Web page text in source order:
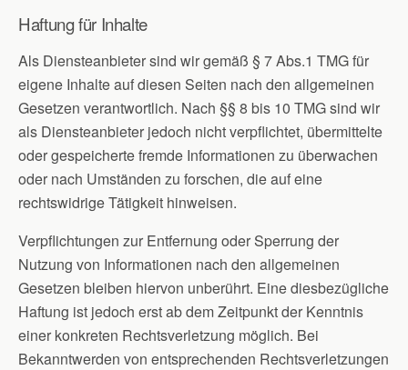
Haftung für Inhalte
Als Diensteanbieter sind wir gemäß § 7 Abs.1 TMG für
eigene Inhalte auf diesen Seiten nach den allgemeinen
Gesetzen verantwortlich. Nach §§ 8 bis 10 TMG sind wir
als Diensteanbieter jedoch nicht verpflichtet, übermittelte
oder gespeicherte fremde Informationen zu überwachen
oder nach Umständen zu forschen, die auf eine
rechtswidrige Tätigkeit hinweisen.
Verpflichtungen zur Entfernung oder Sperrung der
Nutzung von Informationen nach den allgemeinen
Gesetzen bleiben hiervon unberührt. Eine diesbezügliche
Haftung ist jedoch erst ab dem Zeitpunkt der Kenntnis
einer konkreten Rechtsverletzung möglich. Bei
Bekanntwerden von entsprechenden Rechtsverletzungen